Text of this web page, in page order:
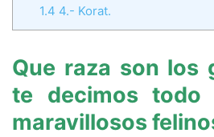
1.4 4.- Korat.
Que raza son los
te decimos todo
maravillosos